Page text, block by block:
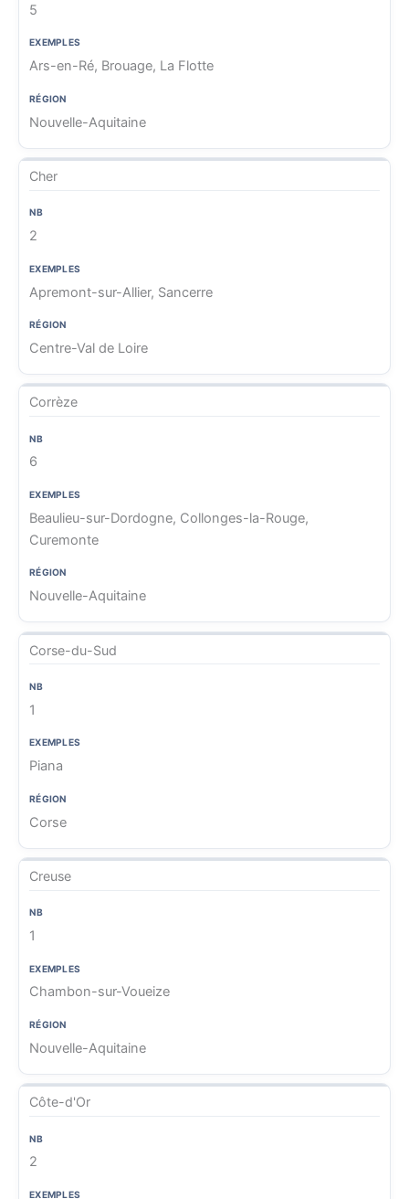
5
Ars-en-Ré, Brouage, La Flotte
Nouvelle-Aquitaine
Cher
2
Apremont-sur-Allier, Sancerre
Centre-Val de Loire
Corrèze
6
Beaulieu-sur-Dordogne, Collonges-la-Rouge,
Curemonte
Nouvelle-Aquitaine
Corse-du-Sud
1
Piana
Corse
Creuse
1
Chambon-sur-Voueize
Nouvelle-Aquitaine
Côte-d'Or
2